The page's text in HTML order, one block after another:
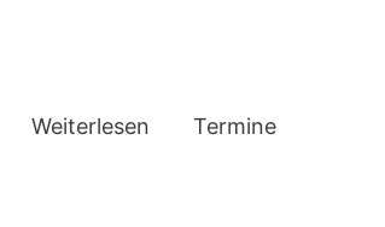
Weiterlesen Termine